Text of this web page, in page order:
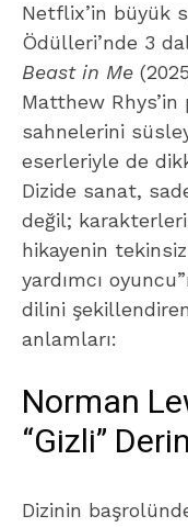
Netflix’in büyük
Ödülleri’nde 3
Beast in Me
Matthew
sahnelerini
eserleriyle de
Dizide sanat,
değil;
hikayenin
yardımcı
dilini
anlamları:
Norman
“Gizli”
Dizinin